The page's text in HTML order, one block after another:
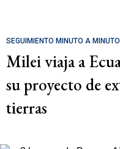
SEGUIMIENTO MINUTO A MINUTO
Milei viaja a
su proyecto de
tierras